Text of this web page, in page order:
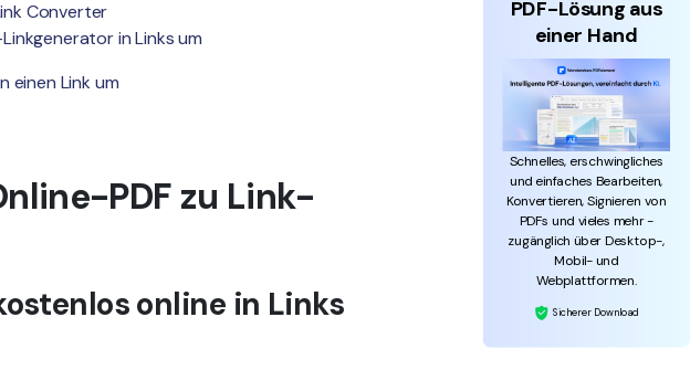
Converter
in Links um
einen Link um
PDF zu Link-
online in Links
PDF-Lösung aus
einer Hand
Schnelles, erschwingliches
und einfaches Bearbeiten,
Konvertieren, Signieren von
PDFs und vieles mehr -
zugänglich über Desktop-,
Mobil- und
Webplattformen.
Sicherer Download